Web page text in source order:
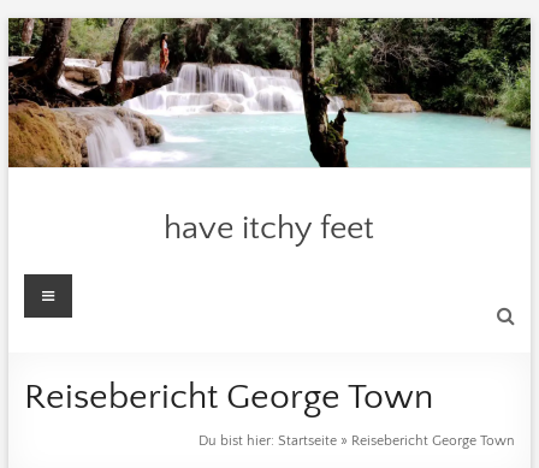
Zum
Inhalt
springen
have itchy feet
Menü
Reisebericht George Town
Du bist hier:Startseite » Reisebericht George Town